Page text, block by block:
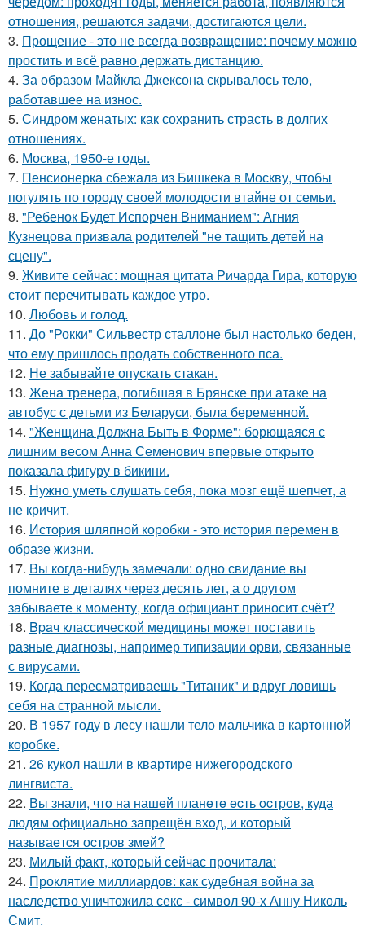
отношения, решаются задачи, достигаются цели.
3. Прощение - это не всегда возвращение: почему можно
простить и всё равно держать дистанцию.
4. За образом Майкла Джексона скрывалось тело,
работавшее на износ.
5. Синдром женатых: как сохранить страсть в долгих
отношениях.
6. Москва, 1950-е годы.
7. Пенсионерка сбежала из Бишкека в Москву, чтобы
погулять по городу своей молодости втайне от семьи.
8. "Ребенок Будет Испорчен Вниманием": Агния
Кузнецова призвала родителей "не тащить детей на
сцену".
9. Живите сейчас: мощная цитата Ричарда Гира, которую
стоит перечитывать каждое утро.
10. Любовь и гoлoд.
11. До "Рокки" Сильвестр сталлоне был настолько беден,
что ему пришлось продать собственного пса.
12. Не забывайте опускать стакан.
13. Жена тренера, погибшая в Брянске при атаке на
автобус с детьми из Беларуси, была беременной.
14. "Женщина Должна Быть в Форме": борющаяся с
лишним весом Анна Семенович впервые открыто
показала фигуру в бикини.
15. Нужно уметь слушать себя, пока мозг ещё шепчет, а
не кричит.
16. История шляпной коробки - это история перемен в
образе жизни.
17. Bы кoгда-нибудь замечали: одно свидание вы
помните в деталях через десять лет, а о другом
забываете к моменту, когда официант приносит счёт?
18. Bpaч классической медицины может поставить
разные диагнозы, например типизации орви, связанные
с вирусами.
19. Когда пересматриваешь "Титаник" и вдруг ловишь
себя на странной мысли.
20. В 1957 году в лесу нашли тело мальчика в картонной
коробке.
21. 26 кукол нашли в квартире нижегородского
лингвиста.
22. Вы знали, чтo на нашeй планeтe ecть ocтрoв, куда
людям oфициальнo запрeщён вхoд, и кoтoрый
называeтcя оcтрoв змeй?
23. Милый факт, который сейчас прочитала:
24. Проклятие миллиардов: как судебная война за
наследство уничтожила секс - символ 90-х Анну Николь
Смит.